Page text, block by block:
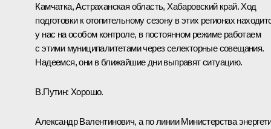
Камчатка, Астраханская область, Хабаровский край. Ход
подготовки к отопительному сезону в этих регионах
у нас на особом контроле, в постоянном режиме работаем
с этими муниципалитетами через селекторные совещания.
Надеемся, они в ближайшие дни выправят ситуацию.
В.Путин: Хорошо.
Александр Валентинович, а по линии Министерства